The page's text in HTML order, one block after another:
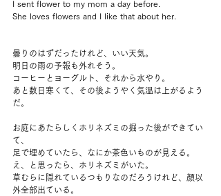
I sent flower to my mom a day before.
She loves flowers and I like that about her.
曇りのはずだったけれど、いい天気。
明日の雨の予報も外れそう。
コーヒーとヨーグルト、それから水やり。
あと数日寒くて、その後ようやく気温は上がるよう
だ。
お庭にあたらしくホリネズミの掘った後ができてい
て、
足で埋めていたら、なにか茶色いものが見える。
え、と思ったら、ホリネズミがいた。
草むらに隠れているつもりなのだろうけれど、顔以
外全部出ている。